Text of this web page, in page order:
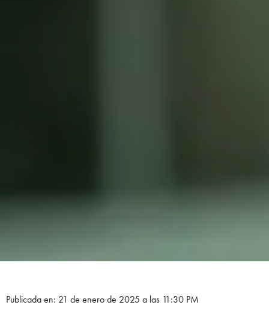
Publicada en: 21 de enero de 2025 a las 11:30 PM